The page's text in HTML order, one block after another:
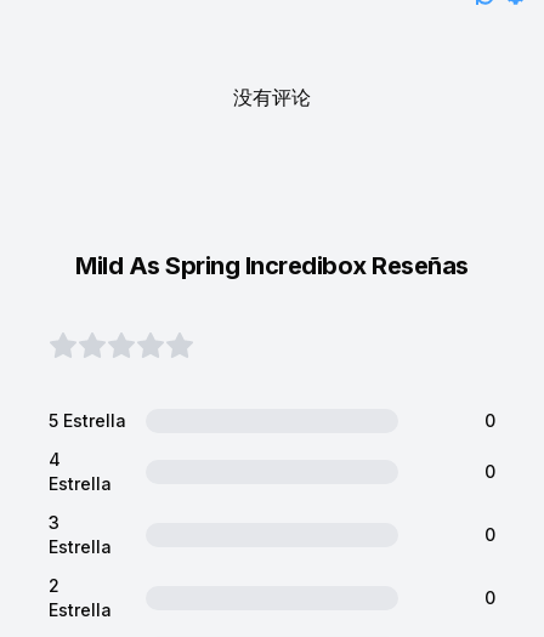
没有评论
Mild As Spring Incredibox Reseñas
5 Estrella
0
4
Estrella
0
3
Estrella
0
2
Estrella
0